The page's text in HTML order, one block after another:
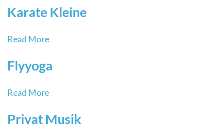
Karate Kleine
Read More
Flyyoga
Read More
Privat Musik